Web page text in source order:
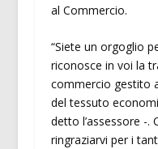
al Commercio.
“Siete un orgoglio
riconosce in voi la
commercio gestito
del tessuto
detto l’assessore -.
ringraziarvi per i